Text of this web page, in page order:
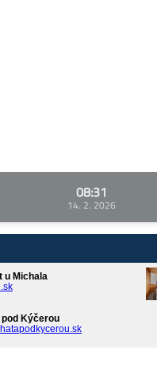
08:31
14. 2. 2026
u Michala
pod Kýčerou